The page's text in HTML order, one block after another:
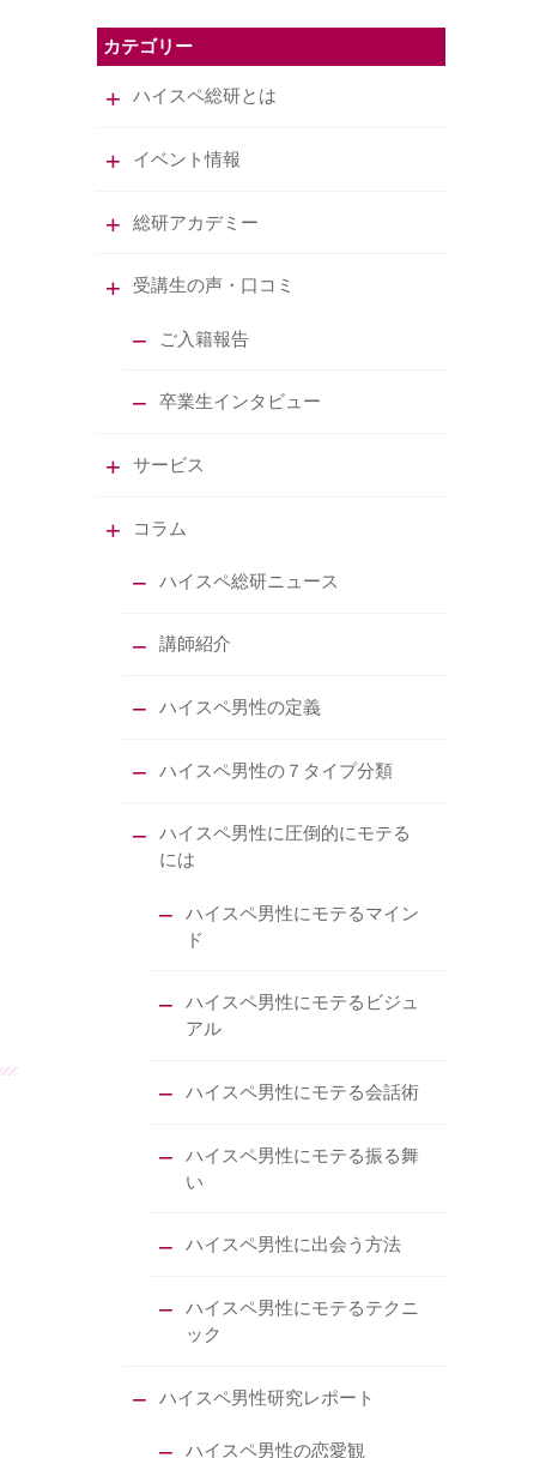
カテゴリー
ハイスペ総研とは
イベント情報
総研アカデミー
受講生の声・口コミ
ご入籍報告
卒業生インタビュー
サービス
コラム
ハイスペ総研ニュース
講師紹介
ハイスペ男性の定義
ハイスペ男性の７タイプ分類
ハイスペ男性に圧倒的にモテる
には
ハイスペ男性にモテるマイン
ド
ハイスペ男性にモテるビジュ
アル
ハイスペ男性にモテる会話術
ハイスペ男性にモテる振る舞
い
ハイスペ男性に出会う方法
ハイスペ男性にモテるテクニ
ック
ハイスペ男性研究レポート
ハイスペ男性の恋愛観